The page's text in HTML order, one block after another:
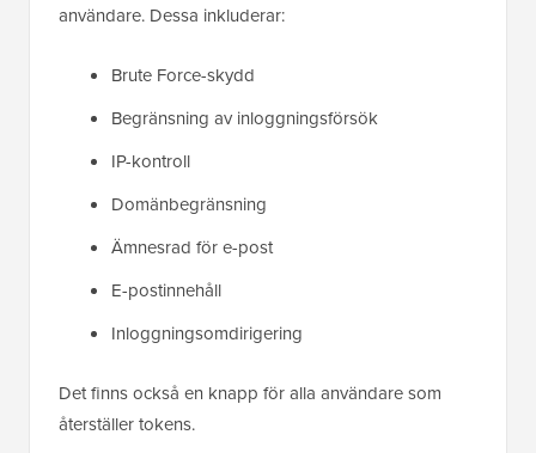
användare. Dessa inkluderar:
Brute Force-skydd
Begränsning av inloggningsförsök
IP-kontroll
Domänbegränsning
Ämnesrad för e-post
E-postinnehåll
Inloggningsomdirigering
Det finns också en knapp för alla användare som
återställer tokens.